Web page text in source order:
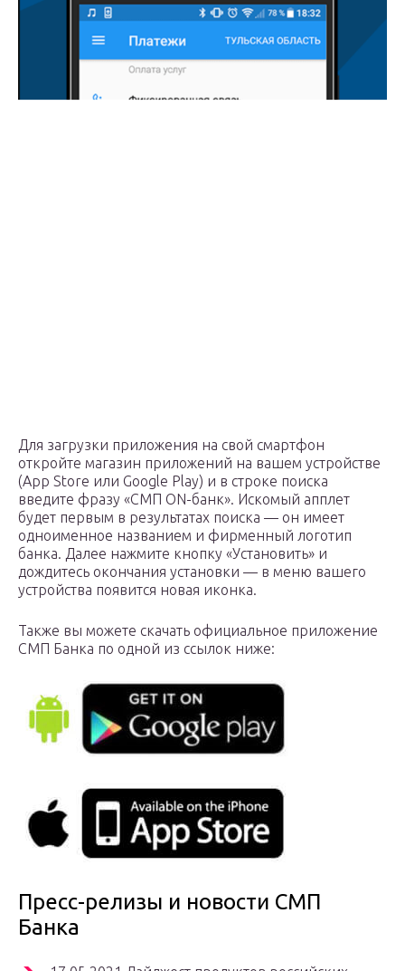
Для загрузки приложения на свой смартфон
откройте магазин приложений на вашем устройстве
(App Store или Google Play) и в строке поиска
введите фразу «СМП ON-банк». Искомый апплет
будет первым в результатах поиска — он имеет
одноименное названием и фирменный логотип
банка. Далее нажмите кнопку «Установить» и
дождитесь окончания установки — в меню вашего
устройства появится новая иконка.
Также вы можете скачать официальное приложение
СМП Банка по одной из ссылок ниже:
Пресс-релизы и новости СМП
Банка